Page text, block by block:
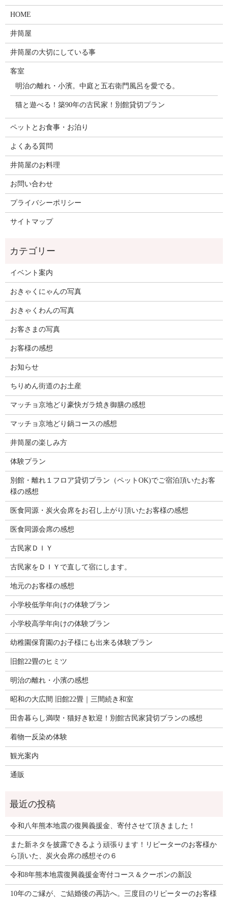
HOME
井筒屋
井筒屋の大切にしている事
客室
明治の離れ・小濱。中庭と五右衛門風呂を愛でる。
猫と遊べる！築90年の古民家！別館貸切プラン
ペットとお食事・お泊り
よくある質問
井筒屋のお料理
お問い合わせ
プライバシーポリシー
サイトマップ
イベント案内
おきゃくにゃんの写真
おきゃくわんの写真
お客さまの写真
お客様の感想
お知らせ
ちりめん街道のお土産
マッチョ京地どり豪快ガラ焼き御膳の感想
マッチョ京地どり鍋コースの感想
井筒屋の楽しみ方
体験プラン
別館・離れ１フロア貸切プラン（ペットOK)でご宿泊頂いたお客
様の感想
医食同源・炭火会席をお召し上がり頂いたお客様の感想
医食同源会席の感想
古民家ＤＩＹ
古民家をＤＩＹで直して宿にします。
地元のお客様の感想
小学校低学年向けの体験プラン
小学校高学年向けの体験プラン
幼稚園保育園のお子様にも出来る体験プラン
旧館22畳のヒミツ
明治の離れ・小濱の感想
昭和の大広間 旧館22畳｜三間続き和室
田舎暮らし満喫・猫好き歓迎！別館古民家貸切プランの感想
着物一反染め体験
観光案内
通販
令和八年熊本地震の復興義援金、寄付させて頂きました！
また新ネタを披露できるよう頑張ります！リピーターのお客様か
ら頂いた、炭火会席の感想その６
令和8年熊本地震復興義援金寄付コース＆クーポンの新設
10年のご縁が、ご結婚後の再訪へ。三度目のリピーターのお客様